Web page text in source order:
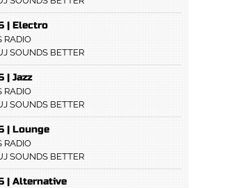
| Electro
RADIO
SOUNDS BETTER
| Jazz
RADIO
SOUNDS BETTER
| Lounge
RADIO
SOUNDS BETTER
| Alternative